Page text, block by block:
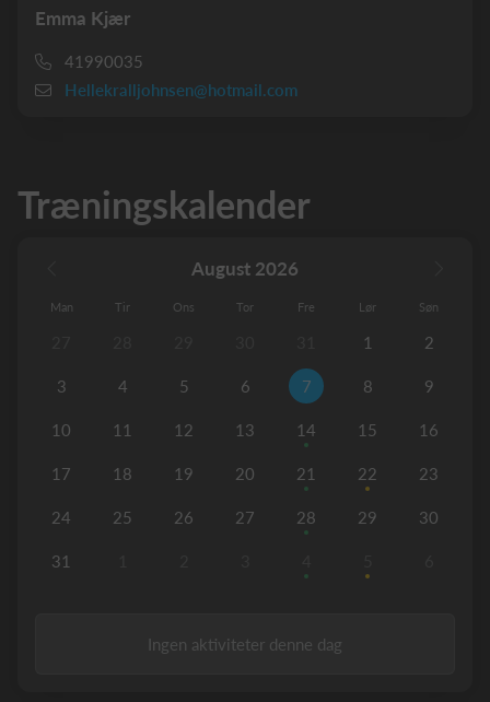
Emma Kjær
41990035
Hellekralljohnsen@hotmail.com
Træningskalender
August 2026
Man Tir Ons Tor Fre Lør Søn
1 2
3 4 5 6 7 8 9
10 11 12 13 14 15 16
17 18 19 20 21 22 23
24 25 26 27 28 29 30
31
Ingen aktiviteter denne dag